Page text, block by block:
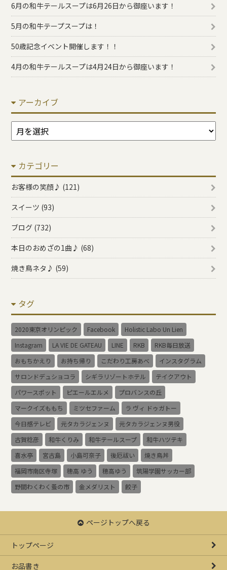
6月の和牛テールスープは6月26日から御座います！
5月の和牛テープスープは！
50歳記念イベント開催します！！
4月の和牛テールスープは4月24日から御座います！
アーカイブ
ア
ー
イ
ブ
カテゴリー
お客様の笑顔♪ (121)
スイーツ (93)
ブログ (732)
本日のおめざの1曲♪ (68)
焼き鳥ネタ♪ (59)
タグ
2020東京オリンピック Facebook
Holistic Labo Un Lien
Instagram
LA VIE DE GATEAU LINE RKB
RKB毎日放送
おもちかえり
お持ち帰り こだわり工房あべ
インスタグラム
サロンドデュショコラ
シギラリゾートホテル
テイクアウト
パワースポット
ピエールエルメ
プロバンスの丘
マークイズももち
ミツセファーム
ラ ヴィ ドゥガトー
今日感テレビ
元タカラジェンヌ
元タカラジェンヌ男役
古賀稔彦
和牛くりみ 和牛テールスープ
和牛ハツテキ
喜水亭
宮古島 小島可奈子 後厄祓い
焼き鳥丼
福岡市南区寺塚
穂高 ゆう 穂高ゆう
筑陽学園サッカー部
野間わくわく蚤の市
金メダリスト 餃子
ページトップへ戻る
トップページ
お品書き